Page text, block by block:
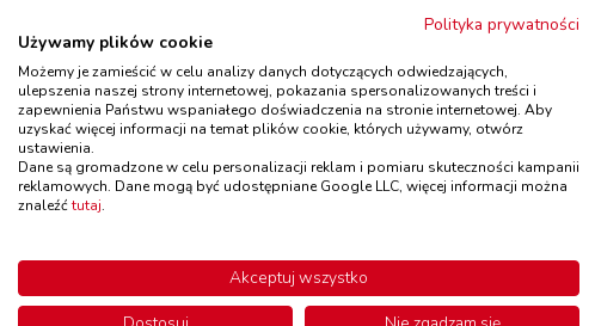
Polityka prywatności
Używamy plików cookie
Możemy je zamieścić w celu analizy danych dotyczących odwiedzających,
ulepszenia naszej strony internetowej, pokazania spersonalizowanych treści i
zapewnienia Państwu wspaniałego doświadczenia na stronie internetowej. Aby
uzyskać więcej informacji na temat plików cookie, których używamy, otwórz
ustawienia.
Dane są gromadzone w celu personalizacji reklam i pomiaru skuteczności kampanii
reklamowych. Dane mogą być udostępniane Google LLC, więcej informacji można
znaleźćtutaj.
Akceptuj wszystko